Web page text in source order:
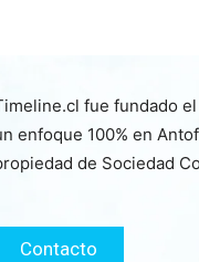
fue fundado
enfoque 100% en
de Sociedad
Contacto